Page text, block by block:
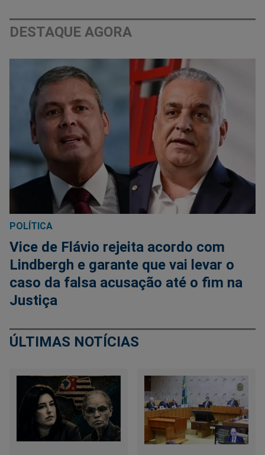
DESTAQUE AGORA
POLÍTICA
Vice de Flávio rejeita acordo com
Lindbergh e garante que vai levar o
caso da falsa acusação até o fim na
Justiça
ÚLTIMAS NOTÍCIAS